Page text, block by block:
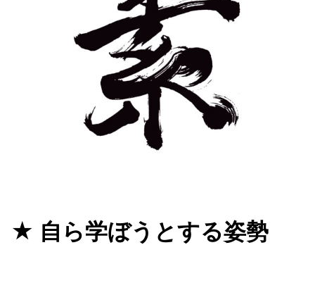
★ 自ら学ぼうとする姿勢